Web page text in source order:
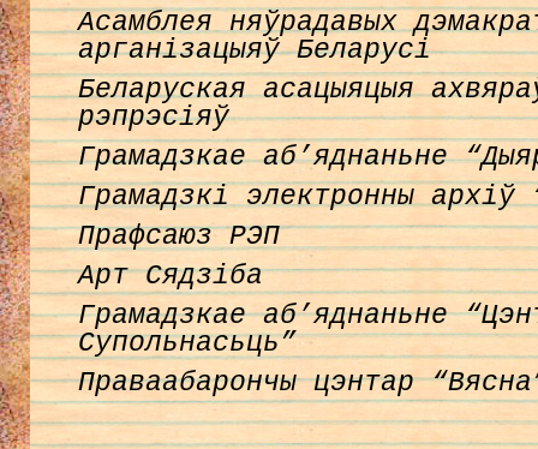
Асамблея няўрадавых
арганізацыяў Беларусі
Беларуская асацыяцыя
рэпрэсіяў
Грамадзкае аб’яднаньне
Грамадзкі электронны архіў
Прафсаюз РЭП
АртCядзіба
Грамадзкае аб’яднаньне
Супольнасьць”
Праваабарончы цэнтар